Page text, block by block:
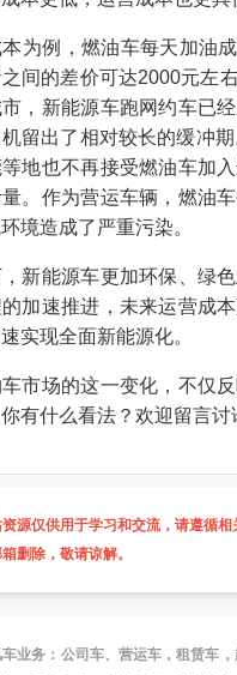
本为例，燃油车每天加油
间的差价可达2000元左
，新能源车跑网约车已
留出了相对较长的缓冲
地也不再接受燃油车加
。作为营运车辆，燃油
境造成了严重污染。
新能源车更加环保、绿
加速推进，未来运营成
实现全面新能源化。
市场的这一变化，不仅
有什么看法？欢迎留言讨
源仅供用于学习和交流，请遵循
删除，敬请谅解。
业务：公司车、营运车，租赁车，